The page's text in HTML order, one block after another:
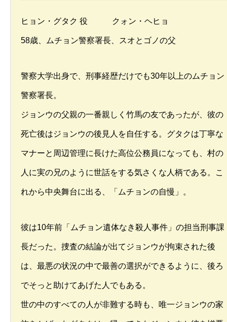
ヒョン・グタク 役 クォン・ヘヒョ
58歳、ムチョン警察署長、スオとゴノの父
警察大学出身で、刑事経歴だけでも30年以上のムチョン
警察署長。
ジョンウの父親の一番親しく竹馬の友であったが、彼の
死亡後はジョンウの後見人を自任する。グタクは丁寧な
マナーと周辺管理に長けた高位公務員になっても、村の
人に実の兄のように世話をする気さくな人柄である。こ
れから中央舞台に出る、「ムチョンの自慢」。
彼は10年前「ムチョン遺体なき殺人事件」の担当刑事課
長だった。捜査の結論が出てジョンウが拘束された後
は、最悪の状況の中で最善の選択ができるように、後ろ
でそっと助けてあげた人でもある。
世の中のすべての人が非難する時も、唯一ジョンウの家